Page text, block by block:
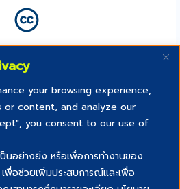
your browsing experience,
or content, and analyze our
you consent to our use of
ป็นอย่างยิ่ง หรือเพื่อการทำงานของ
พื่อช่วยเพิ่มประสบการณ์และเพื่อ
Creative commons สัญญาอนุญาตสิทธิ์